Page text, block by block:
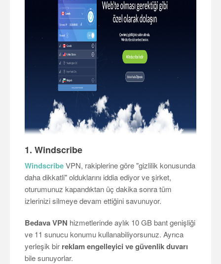
1. Windscribe
WindscribeVPN, rakiplerine göre "gizlilik konusunda
daha dikkatli" olduklarını iddia ediyor ve şirket,
oturumunuz kapandıktan üç dakika sonra tüm
izlerinizi silmeye devam ettiğini savunuyor.
Bedava VPN hizmetlerinde aylık 10 GB bant genişliği
ve 11 sunucu konumu kullanabiliyorsunuz. Ayrıca
yerleşik bir reklam engelleyici ve güvenlik duvarı
bile sunuyorlar.